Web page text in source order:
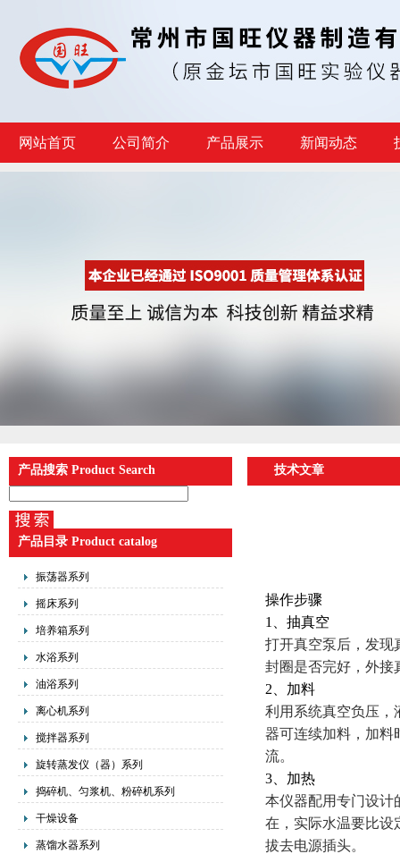
网站首页 公司简介 产品展示 新闻动态
产品搜索 Product Search
产品目录 Product catalog
振荡器系列
摇床系列
培养箱系列
水浴系列
油浴系列
离心机系列
搅拌器系列
旋转蒸发仪（器）系列
捣碎机、匀浆机、粉碎机系列
干燥设备
蒸馏水器系列
技术文章
操作步骤
1、抽真空
打开真空泵后，发现
封圈是否完好，外接
2、加料
利用系统真空负压，
器可连续加料，加料
流。
3、加热
本仪器配用专门设计
在，实际水温要比设
拔去电源插头。